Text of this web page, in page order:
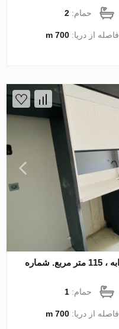
حمام:2
فاصله از دریا:700 m
آپارتمان در Mahmutlar ، ترکیه 2 خوابه ، 115 متر مربع. شماره
حمام:1
فاصله از دریا:700 m